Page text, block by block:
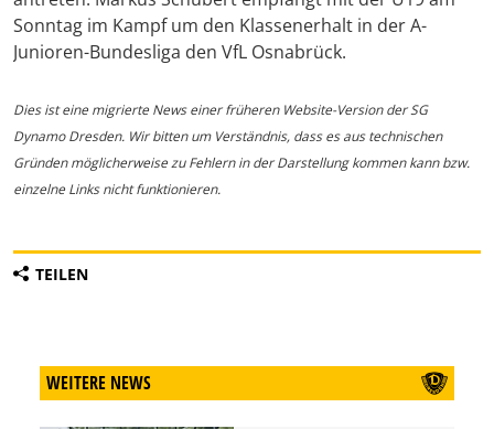
Sonntag im Kampf um den Klassenerhalt in der A-
Junioren-Bundesliga den VfL Osnabrück.
Dies ist eine migrierte News einer früheren Website-Version der SG
Dynamo Dresden. Wir bitten um Verständnis, dass es aus technischen
Gründen möglicherweise zu Fehlern in der Darstellung kommen kann bzw.
einzelne Links nicht funktionieren.
TEILEN
WEITERE NEWS